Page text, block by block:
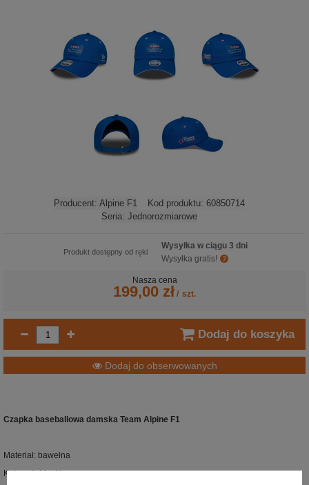
Producent: Alpine F1 Kod produktu: 60850714
Seria: Jednorozmiarowe
Produkt dostępny od ręki
Wysyłka w ciągu 3 dni
Wysyłka gratis!
Nasza cena
199,00 zł / szt.
Dodaj do koszyka
Dodaj do obserwowanych
Czapka baseballowa damska Team Alpine F1
Materiał: bawełna
Kolor: niebieski